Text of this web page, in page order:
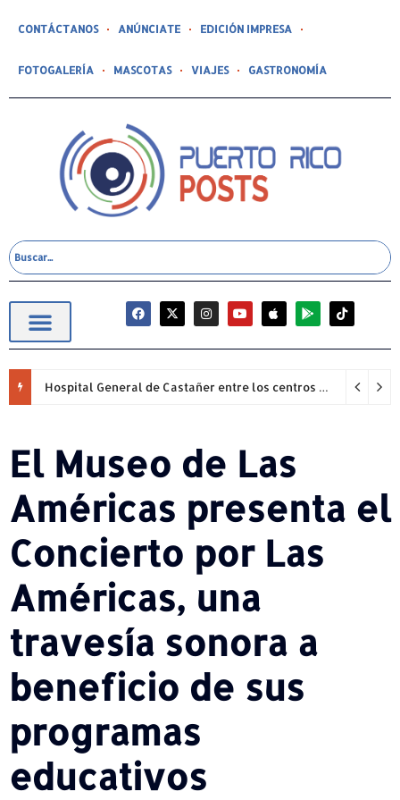
CONTÁCTANOS ANÚNCIATE EDICIÓN IMPRESA
FOTOGALERÍA MASCOTAS VIAJES GASTRONOMÍA
Hospital General de Castañer entre los centros de salud comunitarios con mejor desempeño clínico de Estados Unidos
El Museo de Las
Américas presenta el
Concierto por Las
Américas, una
travesía sonora a
beneficio de sus
programas
educativos